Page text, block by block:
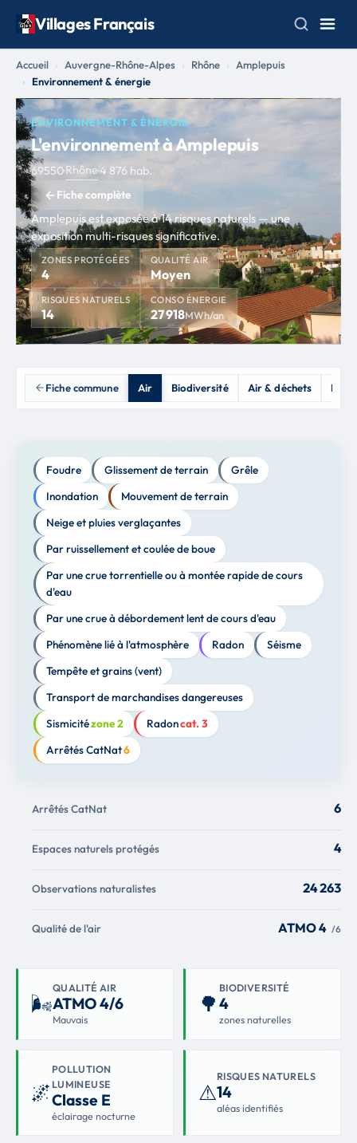
Villages Français
Accueil Auvergne-Rhône-Alpes Rhône
Amplepuis
Environnement & énergie
ENVIRONNEMENT & ÉNERGIE
L'environnement à Amplepuis
69550·Rhône·4 876 hab.
Fiche complète
Amplepuis est exposée à 14 risques naturels — une
exposition multi-risques significative.
ZONES PROTÉGÉES
4
QUALITÉ AIR
Moyen
RISQUES NATURELS
14
CONSO ÉNERGIE
27 918MWh/an
Fiche commune Air Biodiversité Air & déchets
Foudre Glissement de terrain
Grêle
Inondation
Mouvement de terrain
Neige et pluies verglaçantes
Par ruissellement et coulée de boue
Par une crue torrentielle ou à montée rapide de cours
d'eau
Par une crue à débordement lent de cours d'eau
Phénomène lié à l'atmosphère
Radon
Séisme
Tempête et grains (vent)
Transport de marchandises dangereuses
Sismicitézone 2 Radoncat. 3
Arrêtés CatNat6
Arrêtés CatNat 6
Espaces naturels protégés 4
Observations naturalistes 24 263
Qualité de l'air ATMO 4 /6
🌬
QUALITÉ AIR
ATMO 4/6
Mauvais
🌳
BIODIVERSITÉ
4
zones naturelles
🌌
POLLUTION
LUMINEUSE
Classe E
éclairage nocturne
⚠
RISQUES NATURELS
14
aléas identifiés